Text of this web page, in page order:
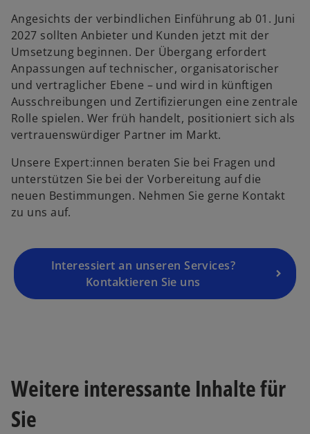
Angesichts der verbindlichen Einführung ab 01. Juni
2027 sollten Anbieter und Kunden jetzt mit der
Umsetzung beginnen. Der Übergang erfordert
Anpassungen auf technischer, organisatorischer
und vertraglicher Ebene – und wird in künftigen
Ausschreibungen und Zertifizierungen eine zentrale
Rolle spielen. Wer früh handelt, positioniert sich als
vertrauenswürdiger Partner im Markt.
Unsere Expert:innen beraten Sie bei Fragen und
unterstützen Sie bei der Vorbereitung auf die
neuen Bestimmungen. Nehmen Sie gerne Kontakt
zu uns auf.
Interessiert an unseren Services?
Kontaktieren Sie uns
d
n
e
e
t
Weitere interessante Inhalte für
Sie